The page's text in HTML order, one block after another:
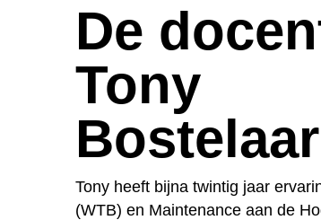
De
Tony
Bostelaar
Tony heeft bijna twintig jaar
(WTB) en Maintenance aan de